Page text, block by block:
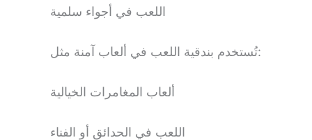
اللعب في أجواء سلمية
تُستخدم بندقية اللعب في ألعاب آمنة مثل:
ألعاب المغامرات الخيالية
اللعب في الحدائق أو الفناء